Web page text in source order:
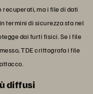
ma i file di dati
termini di sicurezza sta nel
dai furti fisici. Se i file
TDE crittografa i file
diffusi